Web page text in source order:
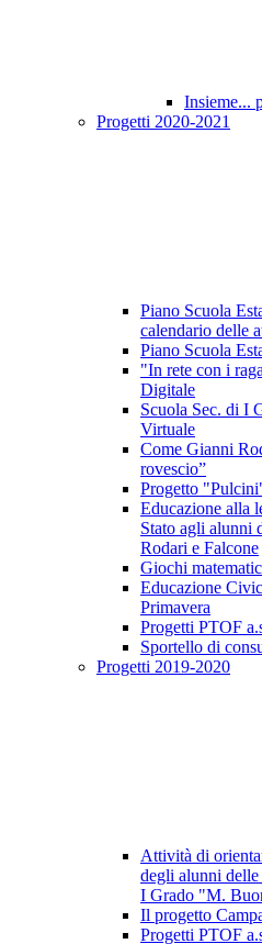
Insieme...
Progetti 2020-2021
Piano Scuola
calendario delle
Piano Scuola
"In rete con i
Digitale
Scuola Sec. di I
Virtuale
Come Gianni
rovescio”
Progetto
Educazione alla
Stato agli alunni
Rodari e Falcone
Giochi
Educazione
Primavera
Progetti PTOF
Sportello di
Progetti 2019-2020
Attività di
degli alunni delle
I Grado "M.
Il progetto
Progetti PTOF